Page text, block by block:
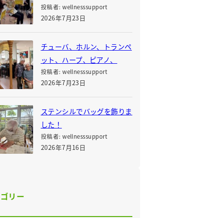
投稿者: wellnesssupport
2026年7月23日
チューバ、ホルン、トランペ
ット、ハープ、ピアノ、
投稿者: wellnesssupport
2026年7月23日
ステンシルでバッグを飾りま
した！
投稿者: wellnesssupport
2026年7月16日
リー